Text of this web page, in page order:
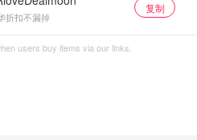
折扣不漏掉
复制
users buy items via our links.